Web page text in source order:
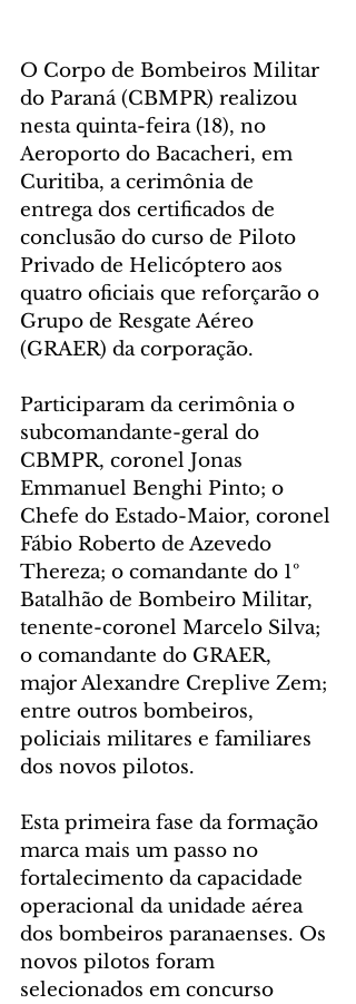
O Corpo de Bombeiros Militar
do Paraná (CBMPR) realizou
nesta quinta-feira (18), no
Aeroporto do Bacacheri, em
Curitiba, a cerimônia de
entrega dos certificados de
conclusão do curso de Piloto
Privado de Helicóptero aos
quatro oficiais que reforçarão o
Grupo de Resgate Aéreo
(GRAER) da corporação.
Participaram da cerimônia o
subcomandante-geral do
CBMPR, coronel Jonas
Emmanuel Benghi Pinto; o
Chefe do Estado-Maior, coronel
Fábio Roberto de Azevedo
Thereza; o comandante do 1º
Batalhão de Bombeiro Militar,
tenente-coronel Marcelo Silva;
o comandante do GRAER,
major Alexandre Creplive Zem;
entre outros bombeiros,
policiais militares e familiares
dos novos pilotos.
Esta primeira fase da formação
marca mais um passo no
fortalecimento da capacidade
operacional da unidade aérea
dos bombeiros paranaenses. Os
novos pilotos foram
selecionados em concurso